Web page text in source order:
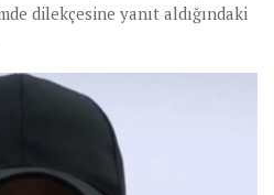
dilekçesine yanıt aldığındaki